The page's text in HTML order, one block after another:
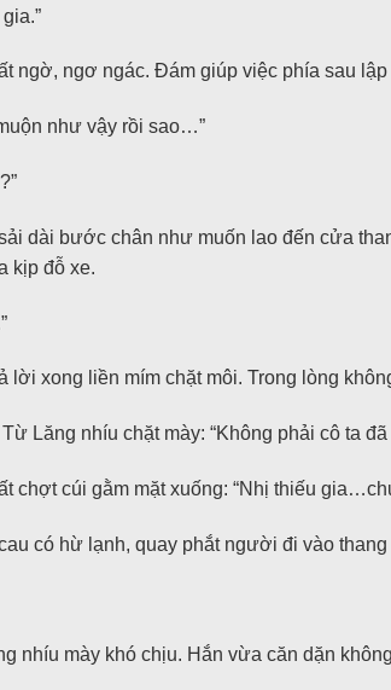
ngờ, ngơ ngác. Đám giúp việc phía sau
như vậy rồi sao…”
dài bước chân như muốn lao đến cửa
kịp đỗ xe.
lời xong liền mím chặt môi. Trong lòng
Từ Lăng nhíu chặt mày: “Không phải cô ta
chợt cúi gằm mặt xuống: “Nhị thiếu
có hừ lạnh, quay phắt người đi vào
nhíu mày khó chịu. Hắn vừa căn dặn